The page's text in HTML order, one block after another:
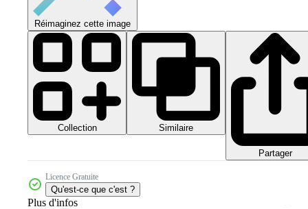
Réimaginez cette image
Collection Similaire
Partager
Licence Gratuite
Qu'est-ce que c'est ?
Plus d'infos